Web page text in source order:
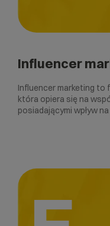
Influencer
Influencer marketing to
która opiera się na
posiadającymi wpływ